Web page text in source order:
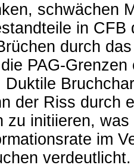
schwächen
in CFB
durch
PAG-Grenzen
Duktile
der Riss durch
zu initiieren,
im
verdeutlicht.